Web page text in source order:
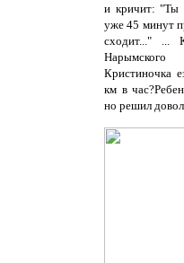
и кричит: "Ты
уже 45 минут
сходит..." ...
Кристиночка
км в час?
но решил